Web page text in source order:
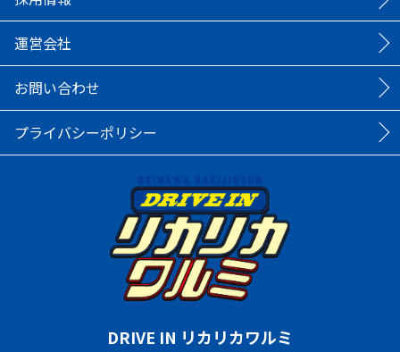
運営会社
お問い合わせ
プライバシーポリシー
DRIVE IN リカリカワルミ